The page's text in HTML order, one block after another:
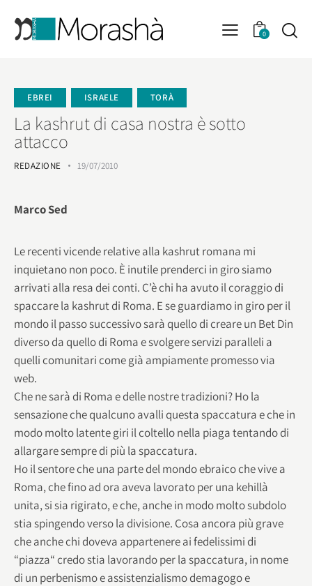
0
EBREI ISRAELE TORÀ
La kashrut di casa nostra è sotto
attacco
REDAZIONE 19/07/2010
Marco Sed
Le recenti vicende relative alla kashrut romana mi
inquietano non poco. È inutile prenderci in giro siamo
arrivati alla resa dei conti. C’è chi ha avuto il coraggio di
spaccare la kashrut di Roma. E se guardiamo in giro per il
mondo il passo successivo sarà quello di creare un Bet Din
diverso da quello di Roma e svolgere servizi paralleli a
quelli comunitari come già ampiamente promesso via
web.
Che ne sarà di Roma e delle nostre tradizioni? Ho la
sensazione che qualcuno avalli questa spaccatura e che in
modo molto latente giri il coltello nella piaga tentando di
allargare sempre di più la spaccatura.
Ho il sentore che una parte del mondo ebraico che vive a
Roma, che fino ad ora aveva lavorato per una kehillà
unita, si sia rigirato, e che, anche in modo molto subdolo
stia spingendo verso la divisione. Cosa ancora più grave
che anche chi doveva appartenere ai fedelissimi di
“piazza“ credo stia lavorando per la spaccatura, in nome
di un perbenismo e assistenzialismo demagogo e